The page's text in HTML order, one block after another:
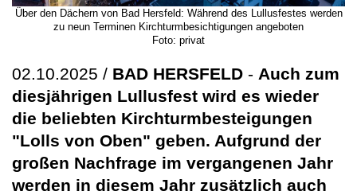
Über den Dächern von Bad Hersfeld: Während des Lullusfestes werden
zu neun Terminen Kirchturmbesichtigungen angeboten
Foto: privat
02.10.2025 / BAD HERSFELD - Auch zum
diesjährigen Lullusfest wird es wieder
die beliebten Kirchturmbesteigungen
"Lolls von Oben" geben. Aufgrund der
großen Nachfrage im vergangenen Jahr
werden in diesem Jahr zusätzlich auch